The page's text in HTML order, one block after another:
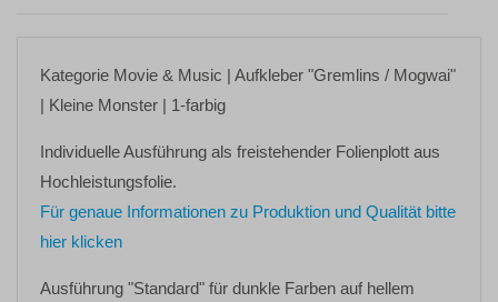
Kategorie Movie & Music | Aufkleber "Gremlins / Mogwai"
| Kleine Monster | 1-farbig
Individuelle Ausführung als freistehender Folienplott aus
Hochleistungsfolie.
Für genaue Informationen zu Produktion und Qualität bitte
hier klicken
Ausführung "Standard" für dunkle Farben auf hellem